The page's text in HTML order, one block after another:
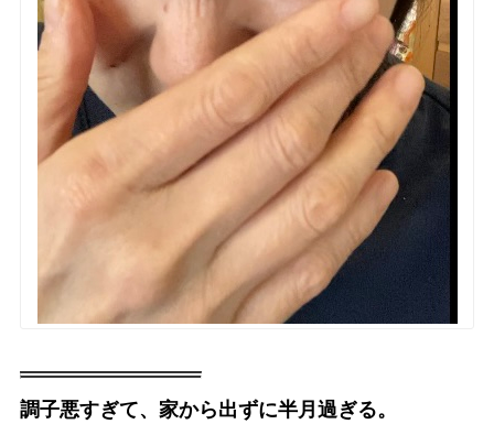
調子悪すぎて、家から出ずに半月過ぎる。